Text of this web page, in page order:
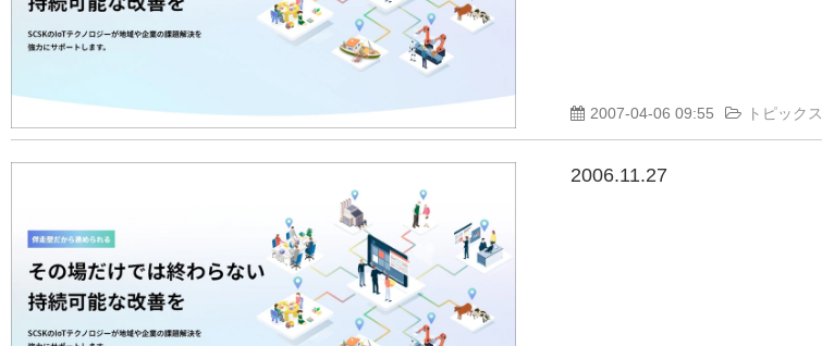
2007-04-06 09:55 トピックス
2006.11.27